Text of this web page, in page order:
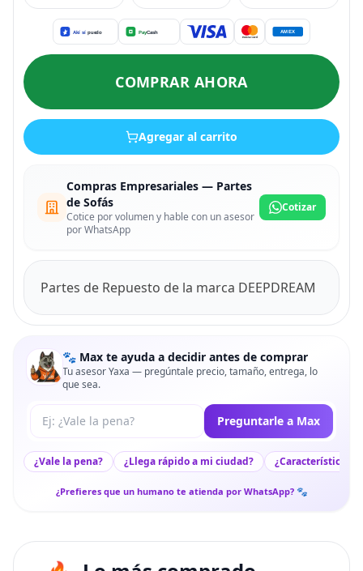
COMPRAR AHORA
Agregar al carrito
Compras Empresariales — Partes
de Sofás
Cotice por volumen y hable con un asesor
por WhatsApp
Cotizar
Partes de Repuesto de la marca DEEPDREAM
🐾 Max te ayuda a decidir antes de comprar
Tu asesor Yaxa — pregúntale precio, tamaño, entrega, lo
que sea.
Tu pregunta a Max Preguntarle a Max
¿Vale la pena? ¿Llega rápido a mi ciudad? ¿Características
¿Prefieres que un humano te atienda por WhatsApp? 🐾